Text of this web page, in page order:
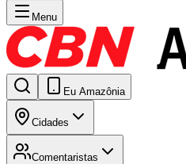
Menu
Eu Amazônia
Cidades
Comentaristas